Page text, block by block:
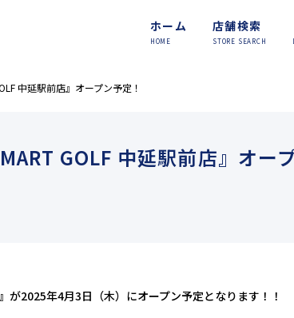
ホーム
HOME
店舗検索
STORE SEARCH
中延駅前店』オープン予定！
GOLF 中延駅前店』オー
が2025年4月3日（木）にオープン予定となります！！